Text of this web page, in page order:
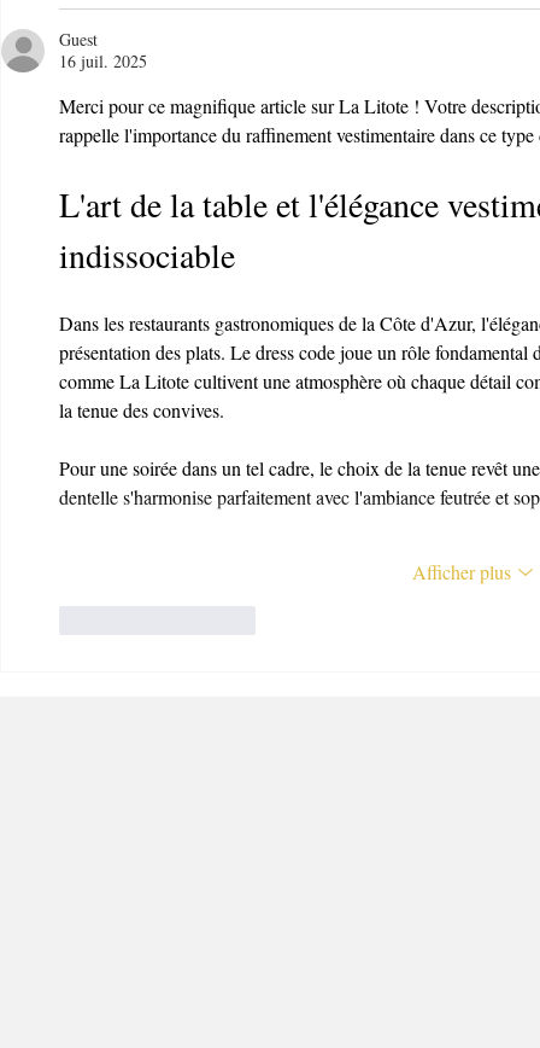
Guest
16 juil. 2025
Merci pour ce magnifique article sur La Litote ! Votre
rappelle l'importance du raffinement vestimentaire dans ce type
L'art de la table et l'élégance
indissociable
Dans les restaurants gastronomiques de la Côte d'Azur,
présentation des plats. Le dress code joue un rôle
comme La Litote cultivent une atmosphère où chaque détail
la tenue des convives.
Pour une soirée dans un tel cadre, le choix de la tenue revêt
dentelle s'harmonise parfaitement avec l'ambiance feutrée et
Afficher plus